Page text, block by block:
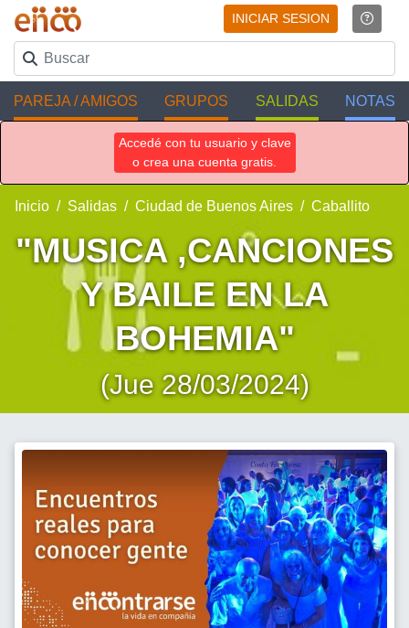
INICIAR SESION
PAREJA / AMIGOS GRUPOS SALIDAS NOTAS
Accedé con tu usuario y clave
o crea una cuenta gratis.
Inicio Salidas Ciudad de Buenos Aires Caballito
"MUSICA ,CANCIONES
Y BAILE EN LA
BOHEMIA"
(Jue 28/03/2024)